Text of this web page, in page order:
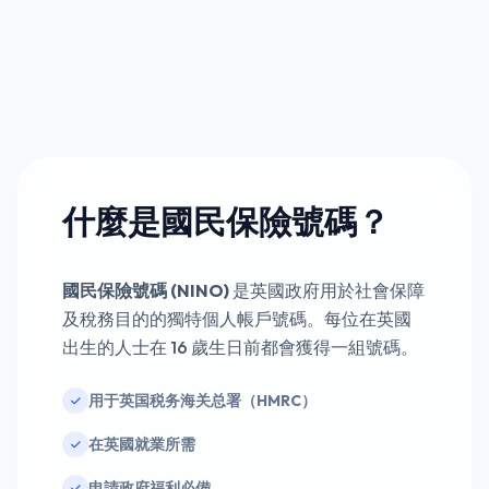
什麼是國民保險號碼？
國民保險號碼 (NINO) 是英國政府用於社會保障
及稅務目的的獨特個人帳戶號碼。每位在英國
出生的人士在 16 歲生日前都會獲得一組號碼。
用于英国税务海关总署（HMRC）
在英國就業所需